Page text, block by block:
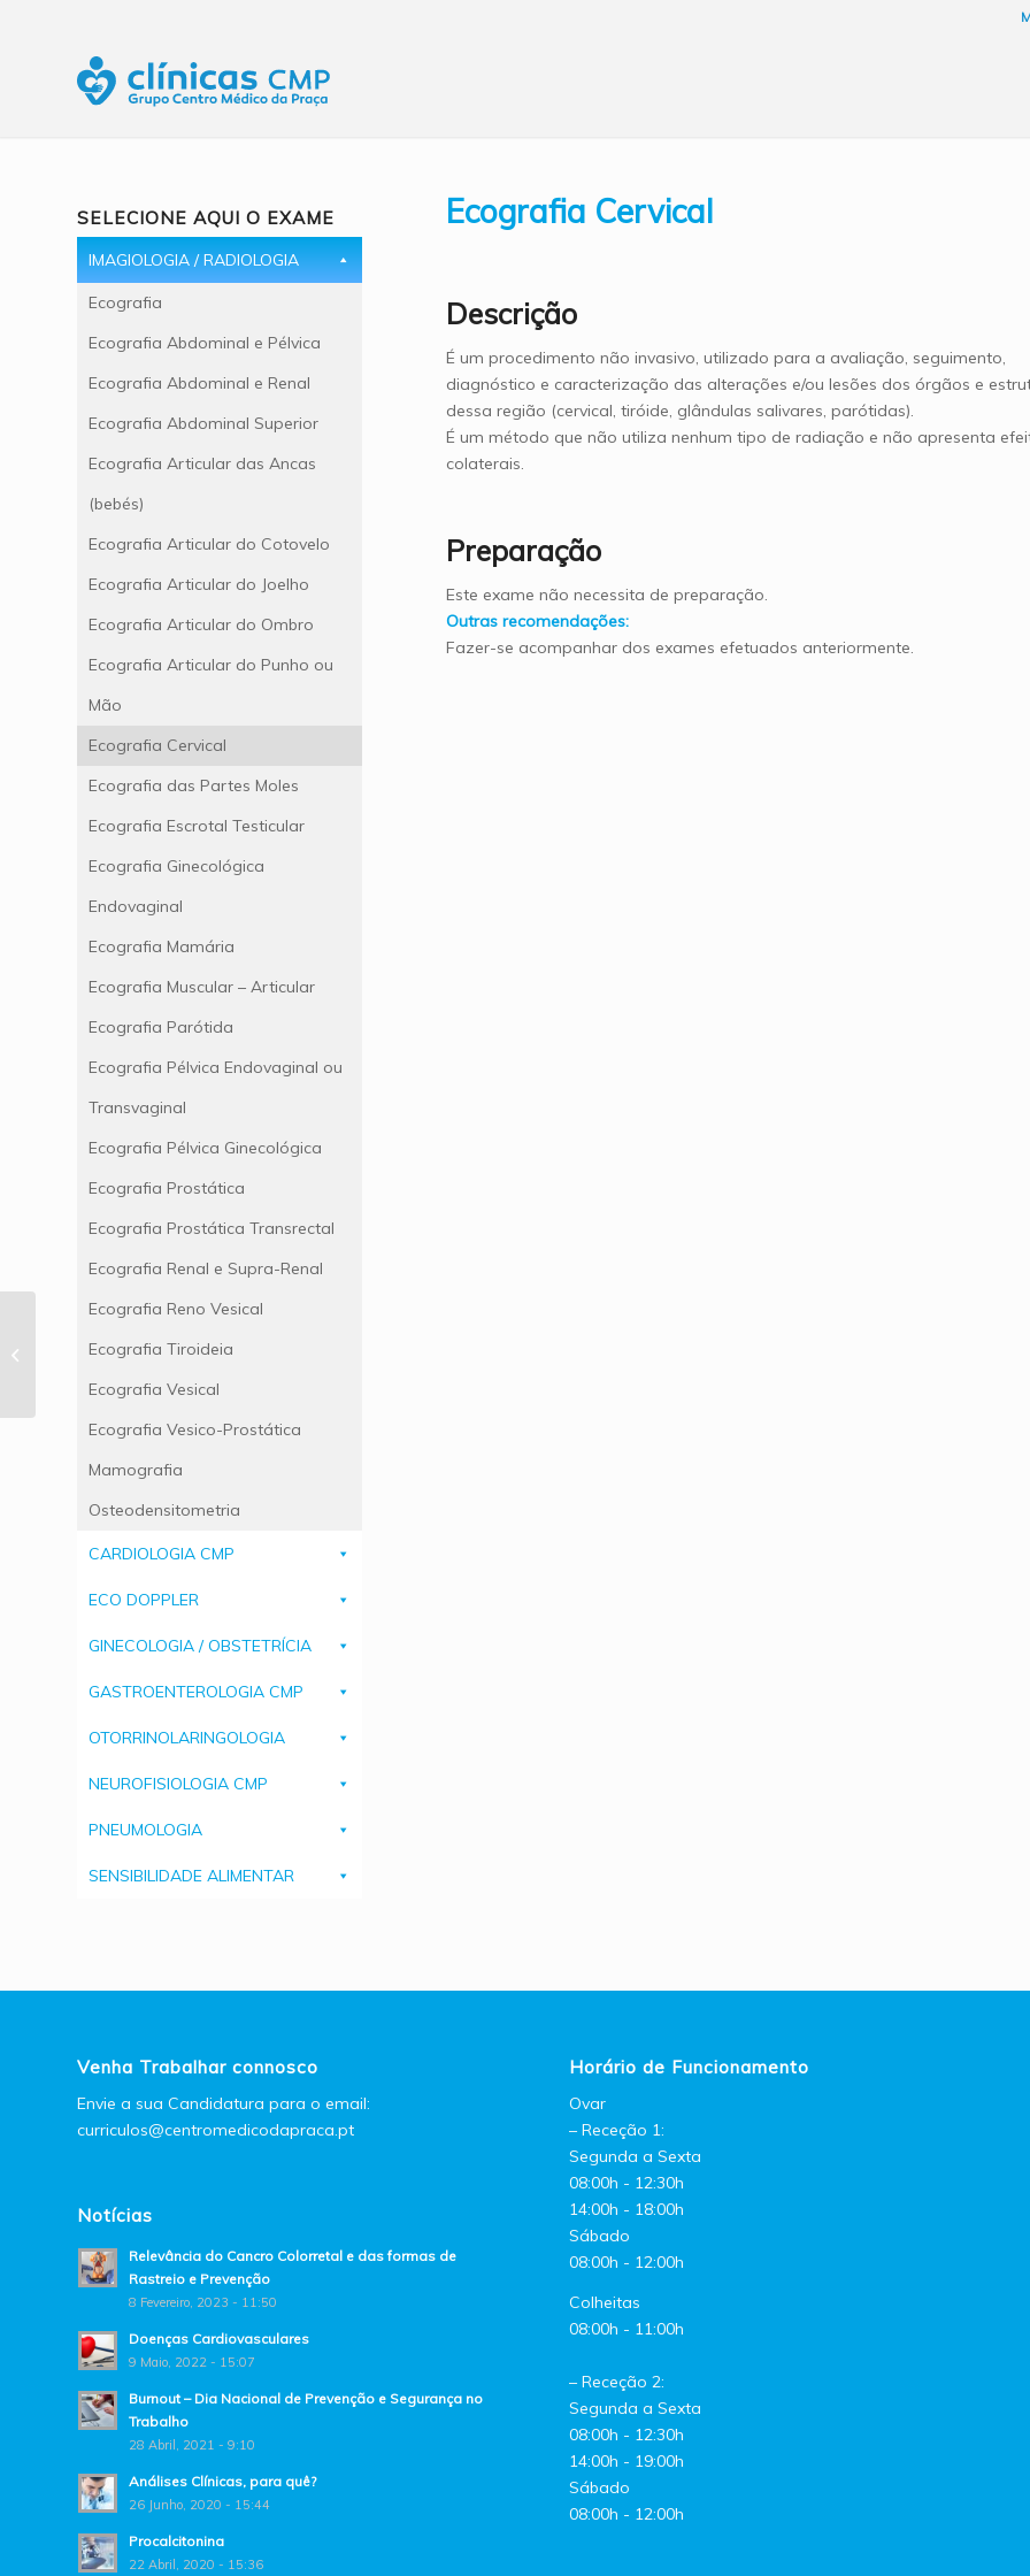
SELECIONE AQUI O EXAME
IMAGIOLOGIA / RADIOLOGIA
Ecografia
Ecografia Abdominal e Pélvica
Ecografia Abdominal e Renal
Ecografia Abdominal Superior
Ecografia Articular das Ancas
(bebés)
Ecografia Articular do Cotovelo
Ecografia Articular do Joelho
Ecografia Articular do Ombro
Ecografia Articular do Punho ou
Mão
Ecografia Cervical
Ecografia das Partes Moles
Ecografia Escrotal Testicular
Ecografia Ginecológica
Endovaginal
Ecografia Mamária
Ecografia Muscular – Articular
Ecografia Parótida
Ecografia Pélvica Endovaginal ou
Transvaginal
Ecografia Pélvica Ginecológica
Ecografia Prostática
Ecografia Prostática Transrectal
Ecografia Renal e Supra-Renal
Ecografia Reno Vesical
Ecografia Tiroideia
Ecografia Vesical
Ecografia Vesico-Prostática
Mamografia
Osteodensitometria
CARDIOLOGIA CMP
ECO DOPPLER
GINECOLOGIA / OBSTETRÍCIA
GASTROENTEROLOGIA CMP
OTORRINOLARINGOLOGIA
NEUROFISIOLOGIA CMP
PNEUMOLOGIA
SENSIBILIDADE ALIMENTAR
Ecografia Cervical
Descrição
É um procedimento não invasivo, utilizado para a avaliação, seguimento,
diagnóstico e caracterização das alterações e/ou lesões dos órgãos e
dessa região (cervical, tiróide, glândulas salivares, parótidas).
É um método que não utiliza nenhum tipo de radiação e não apresenta
colaterais.
Preparação
Este exame não necessita de preparação.
Outras recomendações:
Fazer-se acompanhar dos exames efetuados anteriormente.
Venha Trabalhar connosco
Envie a sua Candidatura para o email:
curriculos@centromedicodapraca.pt
Notícias
Relevância do Cancro Colorretal e das formas de
Rastreio e Prevenção
8 Fevereiro, 2023 - 11:50
Doenças Cardiovasculares
9 Maio, 2022 - 15:07
Burnout – Dia Nacional de Prevenção e Segurança no
Trabalho
28 Abril, 2021 - 9:10
Análises Clínicas, para quê?
26 Junho, 2020 - 15:44
Procalcitonina
22 Abril, 2020 - 15:36
Horário de Funcionamento
Ovar
– Receção 1:
Segunda a Sexta
08:00h - 12:30h
14:00h - 18:00h
Sábado
08:00h - 12:00h
Colheitas
08:00h - 11:00h
– Receção 2:
Segunda a Sexta
08:00h - 12:30h
14:00h - 19:00h
Sábado
08:00h - 12:00h
Ecografia Abdominal Superior